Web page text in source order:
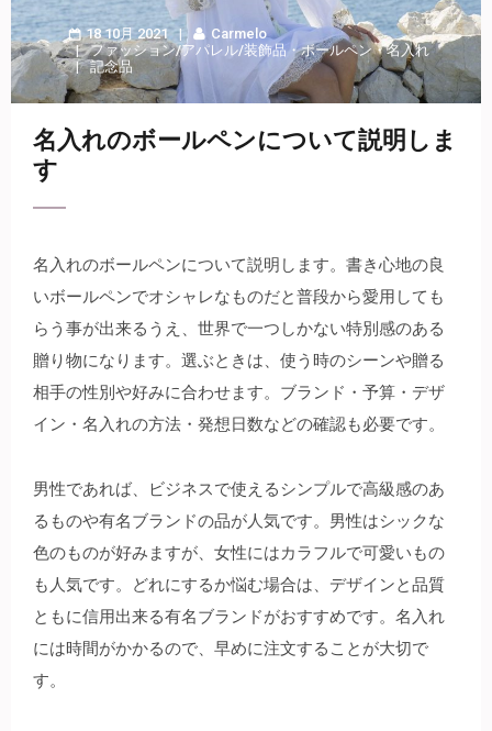
18 10月 2021
Carmelo
ファッション/アパレル/装飾品・ボールペン・名入れ
記念品
名入れのボールペンについて説明しま
す
名入れのボールペンについて説明します。 書き心地の良
いボールペンでオシャレなものだと普段から愛用しても
らう事が出来るうえ、世界で一つしかない特別感のある
贈り物になります。選ぶときは、使う時のシーンや贈る
相手の性別や好みに合わせます。ブランド・予算・デザ
イン・名入れの方法・発想日数などの確認も必要です。
男性であれば、ビジネスで使えるシンプルで高級感のあ
るものや有名ブランドの品が人気です。男性はシックな
色のものが好みますが、女性にはカラフルで可愛いもの
も人気です。どれにするか悩む場合は、デザインと品質
ともに信用出来る有名ブランドがおすすめです。名入れ
には時間がかかるので、早めに注文することが大切で
す。